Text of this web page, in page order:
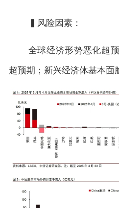
▍风险因素：
全球经济形势恶化超
超预期；新兴经济体基本面